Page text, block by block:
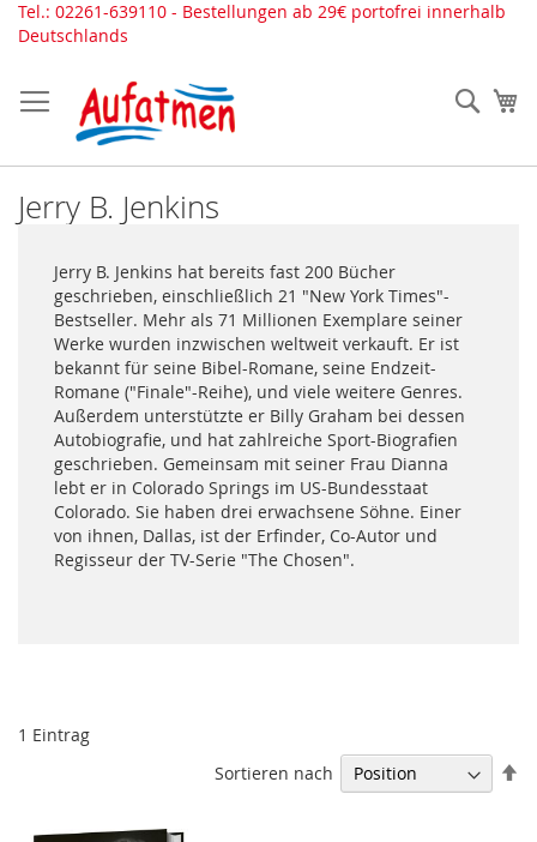
Direkt
zum
Tel.: 02261-639110 - Bestellungen ab 29€ portofrei innerhalb
Deutschlands
Jerry B. Jenkins
Jerry B. Jenkins hat bereits fast 200 Bücher
geschrieben, einschließlich 21 "New York Times"-
Bestseller. Mehr als 71 Millionen Exemplare seiner
Werke wurden inzwischen weltweit verkauft. Er ist
bekannt für seine Bibel-Romane, seine Endzeit-
Romane ("Finale"-Reihe), und viele weitere Genres.
Außerdem unterstützte er Billy Graham bei dessen
Autobiografie, und hat zahlreiche Sport-Biografien
geschrieben. Gemeinsam mit seiner Frau Dianna
lebt er in Colorado Springs im US-Bundesstaat
Colorado. Sie haben drei erwachsene Söhne. Einer
von ihnen, Dallas, ist der Erfinder, Co-Autor und
Regisseur der TV-Serie "The Chosen".
1 Eintrag
Sortieren nach